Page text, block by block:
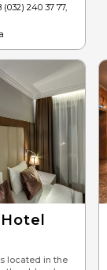
(032) 240 37 77,
located in the